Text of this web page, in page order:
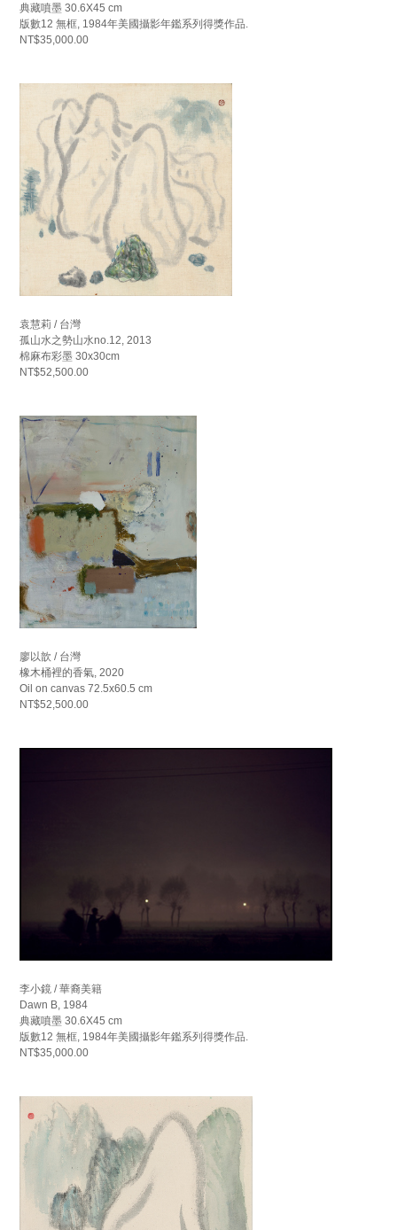
典藏噴墨 30.6X45 cm
版數12 無框, 1984年美國攝影年鑑系列得獎作品.
NT$35,000.00
袁慧莉 / 台灣
孤山水之勢山水no.12, 2013
棉麻布彩墨 30x30cm
NT$52,500.00
廖以歆 / 台灣
橡木桶裡的香氣, 2020
Oil on canvas 72.5x60.5 cm
NT$52,500.00
李小鏡 / 華裔美籍
Dawn B, 1984
典藏噴墨 30.6X45 cm
版數12 無框, 1984年美國攝影年鑑系列得獎作品.
NT$35,000.00